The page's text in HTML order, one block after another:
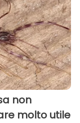
non
molto utile